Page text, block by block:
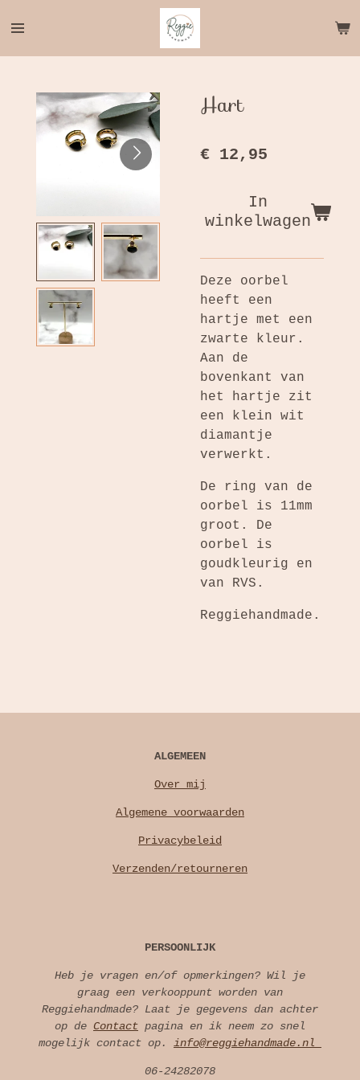
direct
naar
hoofdinhoud
Hart
€ 12,95
In
winkelwagen
Deze oorbel
heeft een
hartje met een
zwarte kleur.
Aan de
bovenkant van
het hartje zit
een klein wit
diamantje
verwerkt.
De ring van de
oorbel is 11mm
groot. De
oorbel is
goudkleurig en
van RVS.
Reggiehandmade.
ALGEMEEN
Over mij
Algemene voorwaarden
Privacybeleid
Verzenden/retourneren
PERSOONLIJK
Heb je vragen en/of opmerkingen? Wil je
graag een verkooppunt worden van
Reggiehandmade? Laat je gegevens dan achter
op de Contact pagina en ik neem zo snel
mogelijk contact op. info@reggiehandmade.nl
06-24282078